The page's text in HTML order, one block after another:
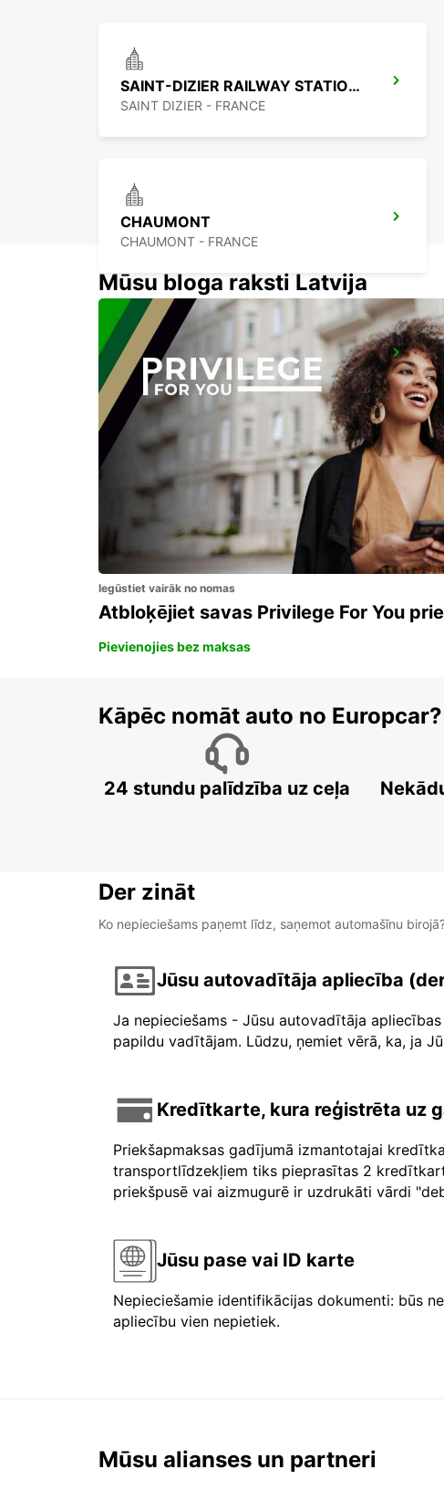
SAINT-DIZIER RAILWAY STATION - SERVICE POINT
SAINT DIZIER - FRANCE
CHAUMONT
CHAUMONT - FRANCE
NANCY RAILWAY STATION
NANCY - FRANCE
Mūsu bloga raksti Latvija
Iegūstiet vairāk no nomas
Atbloķējiet savas Privilege For You
Pievienojies bez maksas
Kāpēc nomāt auto no Europcar?
24 stundu palīdzība uz ceļa
Der zināt
Ko nepieciešams paņemt līdz, saņemot automašīnu
Jūsu autovadītāja apliecība
Ja nepieciešams - Jūsu autovadītāja
papildu vadītājam. Lūdzu, ņemiet vērā, ka, ja
Kredītkarte, kura reģistrēta uz
Priekšapmaksas gadījumā izmantotajai
transportlīdzekļiem tiks pieprasītas 2
priekšpusē vai aizmugurē ir uzdrukāti vārdi
Jūsu pase vai ID karte
Nepieciešamie identifikācijas dokumenti: būs
apliecību vien nepietiek.
Mūsu alianses un partneri